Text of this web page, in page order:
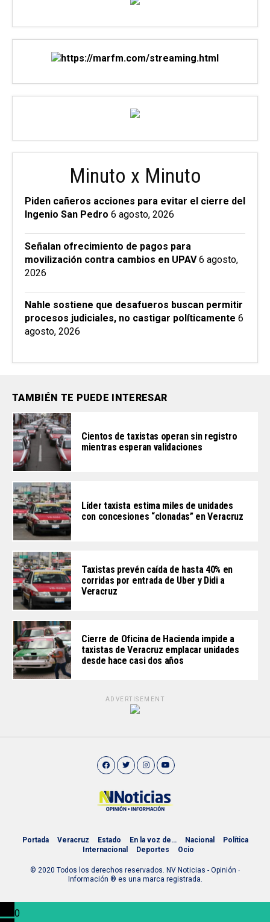
Minuto x Minuto
Piden cañeros acciones para evitar el cierre del
Ingenio San Pedro 6 agosto, 2026
Señalan ofrecimiento de pagos para
movilización contra cambios en UPAV 6 agosto,
2026
Nahle sostiene que desafueros buscan permitir
procesos judiciales, no castigar políticamente 6
agosto, 2026
TAMBIÉN TE PUEDE INTERESAR
Cientos de taxistas operan sin registro
mientras esperan validaciones
Líder taxista estima miles de unidades
con concesiones “clonadas” en Veracruz
Taxistas prevén caída de hasta 40% en
corridas por entrada de Uber y Didi a
Veracruz
Cierre de Oficina de Hacienda impide a
taxistas de Veracruz emplacar unidades
desde hace casi dos años
ADVERTISEMENT
Portada Veracruz Estado En la voz de… Nacional
Política
Internacional
Deportes Ocio
© 2020 Todos los derechos reservados. NV Noticias - Opinión ∙
Información ® es una marca registrada.
0